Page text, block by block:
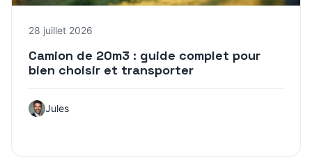
28 juillet 2026
Camion de 20m3 : guide complet pour
bien choisir et transporter
Jules